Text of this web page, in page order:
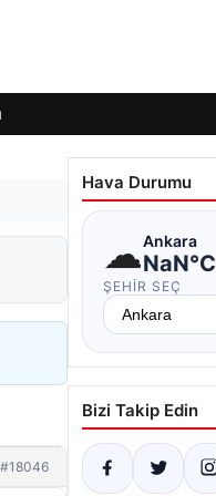
#18046
Hava Durumu
☁Ankara
NaN°C
ŞEHIR SEÇ
Bizi Takip Edin